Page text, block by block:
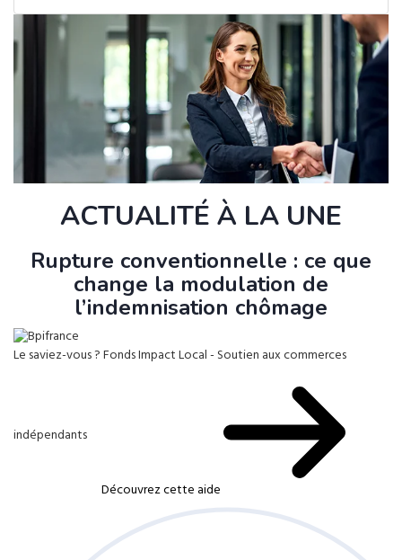
ACTUALITÉ À LA UNE
Rupture conventionnelle : ce que
change la modulation de
l’indemnisation chômage
Le saviez-vous ?Fonds Impact Local - Soutien aux commerces
indépendants
Découvrez cette aide